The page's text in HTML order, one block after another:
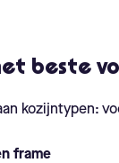
beste
kozijntypen:
frame